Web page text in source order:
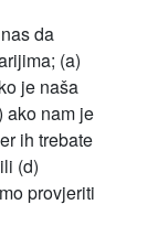
da
(a)
je naša
ako nam je
ih trebate
(d)
provjeriti